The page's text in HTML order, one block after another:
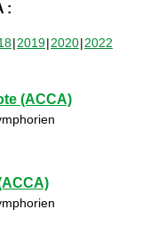
:
2019 2020 2022
(ACCA)